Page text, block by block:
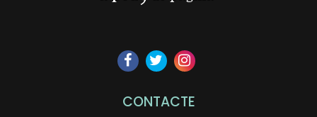
CONTACTE